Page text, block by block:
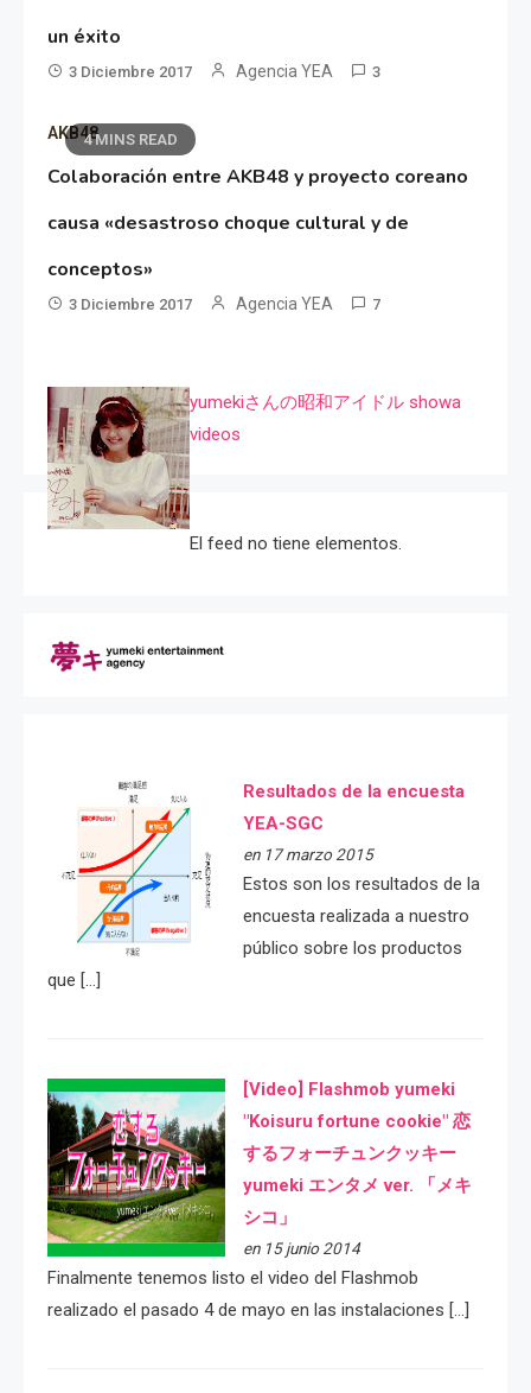
un éxito
3 Diciembre 2017 Agencia YEA 3
4 MINS READ
AKB48
Colaboración entre AKB48 y proyecto coreano
causa «desastroso choque cultural y de
conceptos»
3 Diciembre 2017 Agencia YEA 7
yumekiさんの昭和アイドル showa
videos
El feed no tiene elementos.
Resultados de la encuesta
YEA-SGC
en 17 marzo 2015
Estos son los resultados de la
encuesta realizada a nuestro
público sobre los productos
que […]
[Video] Flashmob yumeki
"Koisuru fortune cookie" 恋
するフォーチュンクッキー
yumeki エンタメ ver. 「メキ
シコ」
en 15 junio 2014
Finalmente tenemos listo el video del Flashmob
realizado el pasado 4 de mayo en las instalaciones […]